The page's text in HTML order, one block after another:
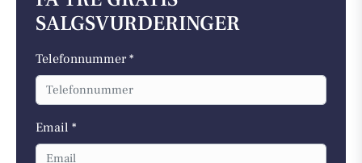
SALGSVURDERINGER
Telefonnummer *
Email *